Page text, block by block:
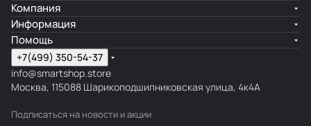
Компания
Информация
Помощь
+7(499) 350-54-37
info@smartshop.store
Москва, 115088 Шарикоподшипниковская улица, 4к4А
Подписаться на новости и акции